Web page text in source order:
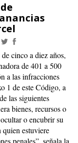
cinco a diez años,
de 401 a 500
a las infracciones
1 de este Código, a
las siguientes
bienes, recursos o
o encubrir su
estuviere